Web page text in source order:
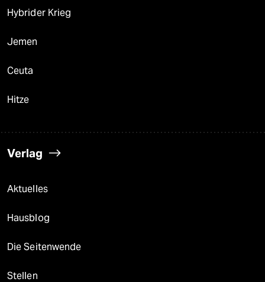
Hybrider Krieg
Jemen
Ceuta
Hitze
Verlag
Aktuelles
Hausblog
Die Seitenwende
Stellen